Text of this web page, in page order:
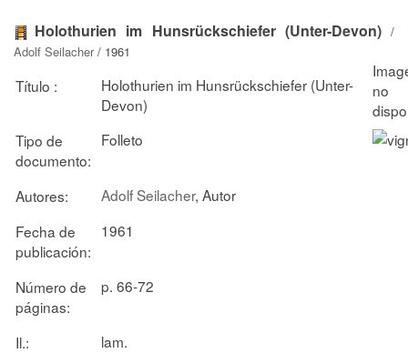
Holothurien im Hunsrückschiefer (Unter-Devon)/
Adolf Seilacher/ 1961
Título :
Holothurien im Hunsrückschiefer (Unter-
Devon)
Tipo de
documento:
Folleto
Autores: Adolf Seilacher, Autor
Fecha de
publicación:
1961
Número de
páginas:
p. 66-72
Il.:
lam.